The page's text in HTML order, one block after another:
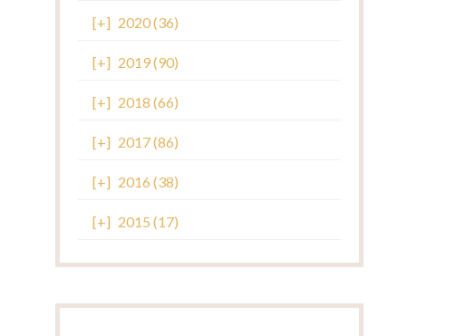
[+] 2020 (36)
[+] 2019 (90)
[+] 2018 (66)
[+] 2017 (86)
[+] 2016 (38)
[+] 2015 (17)